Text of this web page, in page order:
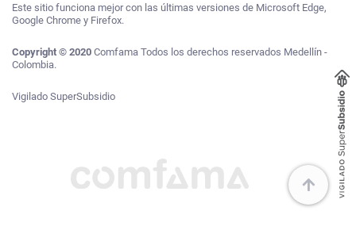
Este sitio funciona mejor con las últimas versiones de Microsoft Edge,
Google Chrome y Firefox.
Copyright © 2020 Comfama Todos los derechos reservados Medellín -
Colombia.
Vigilado SuperSubsidio